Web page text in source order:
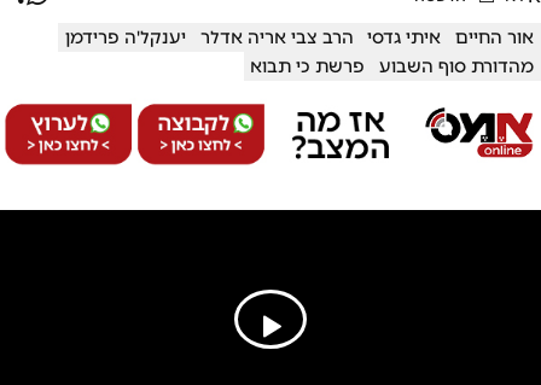
אור החיים איתי גדסי הרב צבי אריה אדלר
יענקל'ה פרידמן
מהדורת סוף השבוע
פרשת כי תבוא